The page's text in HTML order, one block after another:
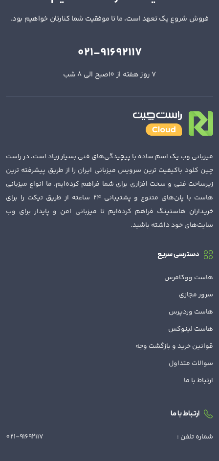
فروش شروع یک تعهد است، ما تا موفقیت شما کنارتان خواهیم بود.
021-91692117
7 روز هفته از 10صبح الی 8 شب
میزبانی وب یک اسم ساده با پیچیدگی‌های فنی بسیار زیاد است، در راست
چین کلود باکیفیت ترین سرویس میزبانی ایران را از طریق پیشرفته ترین
زیرساخت فنی و سخت افزاری برای شما فراهم کرده‌ایم. ما انواع میزبانی
هاست با پلن‌های متنوع و پشتیبانی 24 ساعته از طریق تیکت را برای
خریداران هاستینگ فراهم کرده‌ایم تا میزبانی امن و پایدار برای وب
سایت‌های خود داشته باشید.
دسترسی سریع
هاست ووکامرس
سرور مجازی
هاست وردپرس
هاست لینوکس
قوانین خرید و بازگشت وجه
سوالات متداول
ارتباط با ما
ارتباط با ما
شماره تلفن : 021-91692117